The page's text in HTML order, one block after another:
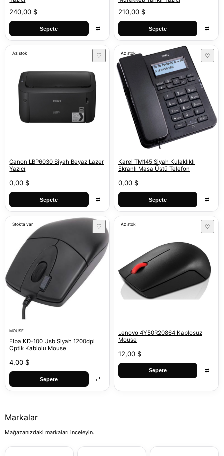
240,00 $
Sepete ⇄
210,00 $
Sepete ⇄
Az stok ♡
Canon LBP6030 Siyah Beyaz Lazer
Yazıcı
0,00 $
Sepete ⇄
Az stok ♡
Karel TM145 Siyah Kulaklıklı
Ekranlı Masa Üstü Telefon
0,00 $
Sepete ⇄
Stokta var ♡
MOUSE
Elba KD-100 Usb Siyah 1200dpi
Optik Kablolu Mouse
4,00 $
Sepete ⇄
Az stok ♡
Lenovo 4Y50R20864 Kablosuz
Mouse
12,00 $
Sepete ⇄
Markalar
Mağazanızdaki markaları inceleyin.